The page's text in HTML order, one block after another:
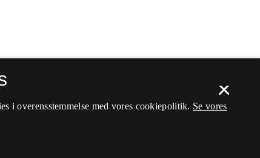
×
i overensstemmelse med vores cookiepolitik. Se vores